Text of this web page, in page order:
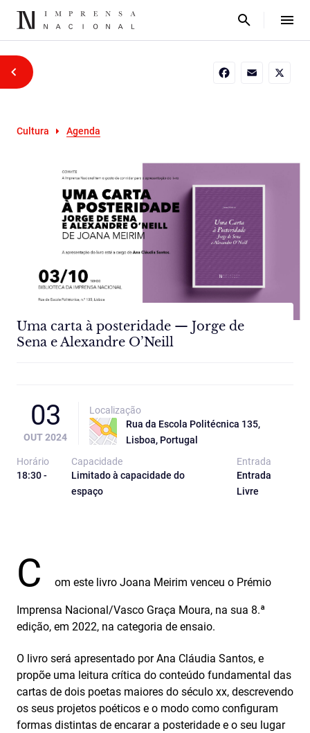
Cultura Agenda
Uma carta à posteridade — Jorge de
Sena e Alexandre O’Neill
03
OUT 2024
Localização
Rua da Escola Politécnica 135,
Lisboa, Portugal
Horário
18:30 -
Capacidade
Limitado à capacidade do
espaço
Entrada
Entrada
Livre
C om este livro Joana Meirim venceu o Prémio
Imprensa Nacional/Vasco Graça Moura, na sua 8.ª
edição, em 2022, na categoria de ensaio.
O livro será apresentado por Ana Cláudia Santos, e
propõe uma leitura crítica do conteúdo fundamental das
cartas de dois poetas maiores do século xx, descrevendo
os seus projetos poéticos e o modo como configuram
formas distintas de encarar a posteridade e o seu lugar